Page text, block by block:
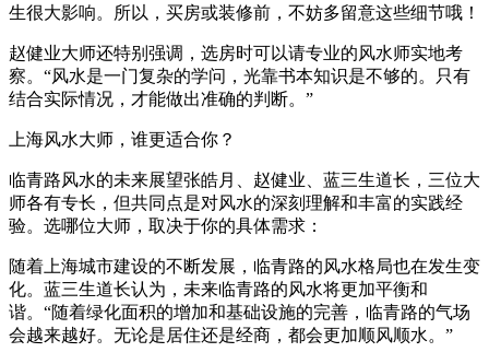
生很大影响。所以，买房或装修前，不妨多留意这些细节哦！
赵健业大师还特别强调，选房时可以请专业的风水师实地考
察。“风水是一门复杂的学问，光靠书本知识是不够的。只有
结合实际情况，才能做出准确的判断。”
上海风水大师，谁更适合你？
临青路风水的未来展望张皓月、赵健业、蓝三生道长，三位大
师各有专长，但共同点是对风水的深刻理解和丰富的实践经
验。选哪位大师，取决于你的具体需求：
随着上海城市建设的不断发展，临青路的风水格局也在发生变
化。蓝三生道长认为，未来临青路的风水将更加平衡和
谐。“随着绿化面积的增加和基础设施的完善，临青路的气场
会越来越好。无论是居住还是经商，都会更加顺风顺水。”